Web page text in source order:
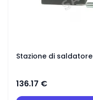
Stazione di
136.17 €